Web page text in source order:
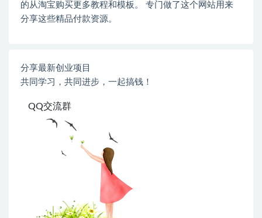
的从淘宝购买更多教程和模板。 专门做了这个网站用来
分享这些精品付款资源。
分享最新创业项目
共同学习，共同进步，一起搞钱！
QQ交流群